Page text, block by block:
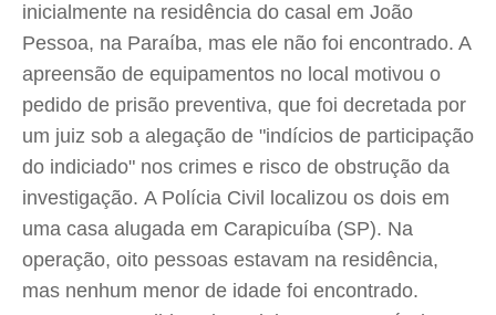
inicialmente na residência do casal em João
Pessoa, na Paraíba, mas ele não foi encontrado. A
apreensão de equipamentos no local motivou o
pedido de prisão preventiva, que foi decretada por
um juiz sob a alegação de "indícios de participação
do indiciado" nos crimes e risco de obstrução da
investigação. A Polícia Civil localizou os dois em
uma casa alugada em Carapicuíba (SP). Na
operação, oito pessoas estavam na residência,
mas nenhum menor de idade foi encontrado.